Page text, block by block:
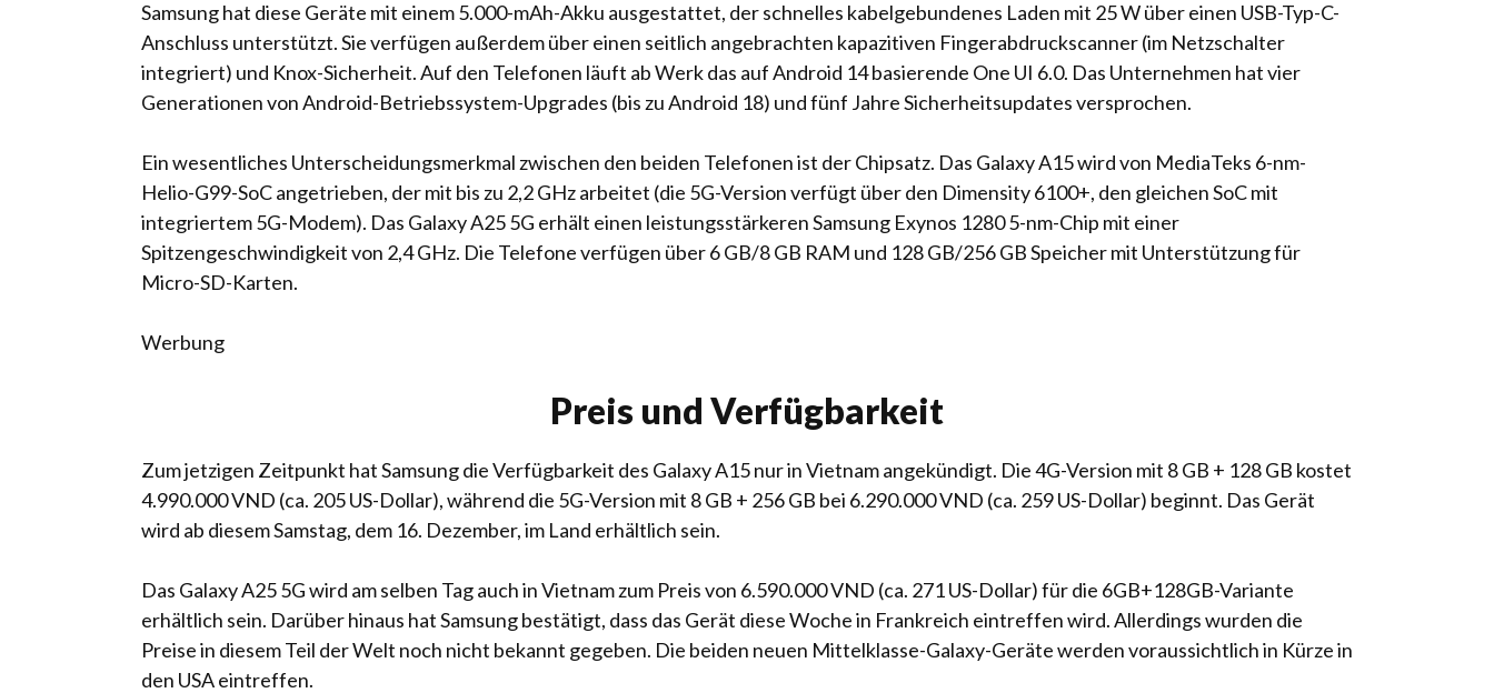
Samsung hat diese Geräte mit einem 5.000-mAh-Akku ausgestattet, der schnelles kabelgebundenes Laden mit 25 W über einen USB-Typ-C-
Anschluss unterstützt. Sie verfügen außerdem über einen seitlich angebrachten kapazitiven Fingerabdruckscanner (im Netzschalter
integriert) und Knox-Sicherheit. Auf den Telefonen läuft ab Werk das auf Android 14 basierende One UI 6.0. Das Unternehmen hat vier
Generationen von Android-Betriebssystem-Upgrades (bis zu Android 18) und fünf Jahre Sicherheitsupdates versprochen.
Ein wesentliches Unterscheidungsmerkmal zwischen den beiden Telefonen ist der Chipsatz. Das Galaxy A15 wird von MediaTeks 6-nm-
Helio-G99-SoC angetrieben, der mit bis zu 2,2 GHz arbeitet (die 5G-Version verfügt über den Dimensity 6100+, den gleichen SoC mit
integriertem 5G-Modem). Das Galaxy A25 5G erhält einen leistungsstärkeren Samsung Exynos 1280 5-nm-Chip mit einer
Spitzengeschwindigkeit von 2,4 GHz. Die Telefone verfügen über 6 GB/8 GB RAM und 128 GB/256 GB Speicher mit Unterstützung für
Micro-SD-Karten.
Werbung
Preis und Verfügbarkeit
Zum jetzigen Zeitpunkt hat Samsung die Verfügbarkeit des Galaxy A15 nur in Vietnam angekündigt. Die 4G-Version mit 8 GB + 128 GB kostet
4.990.000 VND (ca. 205 US-Dollar), während die 5G-Version mit 8 GB + 256 GB bei 6.290.000 VND (ca. 259 US-Dollar) beginnt. Das Gerät
wird ab diesem Samstag, dem 16. Dezember, im Land erhältlich sein.
Das Galaxy A25 5G wird am selben Tag auch in Vietnam zum Preis von 6.590.000 VND (ca. 271 US-Dollar) für die 6GB+128GB-Variante
erhältlich sein. Darüber hinaus hat Samsung bestätigt, dass das Gerät diese Woche in Frankreich eintreffen wird. Allerdings wurden die
Preise in diesem Teil der Welt noch nicht bekannt gegeben. Die beiden neuen Mittelklasse-Galaxy-Geräte werden voraussichtlich in Kürze in
den USA eintreffen.